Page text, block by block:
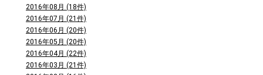
2016年08月 (18件)
2016年07月 (21件)
2016年06月 (20件)
2016年05月 (20件)
2016年04月 (22件)
2016年03月 (21件)